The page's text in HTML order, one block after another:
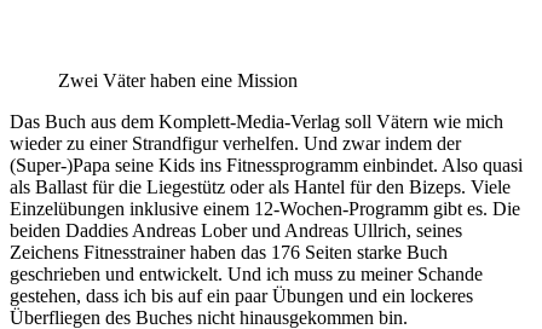
Zwei Väter haben eine Mission
Das Buch aus dem Komplett-Media-Verlag soll Vätern wie mich
wieder zu einer Strandfigur verhelfen. Und zwar indem der
(Super-)Papa seine Kids ins Fitnessprogramm einbindet. Also quasi
als Ballast für die Liegestütz oder als Hantel für den Bizeps. Viele
Einzelübungen inklusive einem 12-Wochen-Programm gibt es. Die
beiden Daddies Andreas Lober und Andreas Ullrich, seines
Zeichens Fitnesstrainer haben das 176 Seiten starke Buch
geschrieben und entwickelt. Und ich muss zu meiner Schande
gestehen, dass ich bis auf ein paar Übungen und ein lockeres
Überfliegen des Buches nicht hinausgekommen bin.